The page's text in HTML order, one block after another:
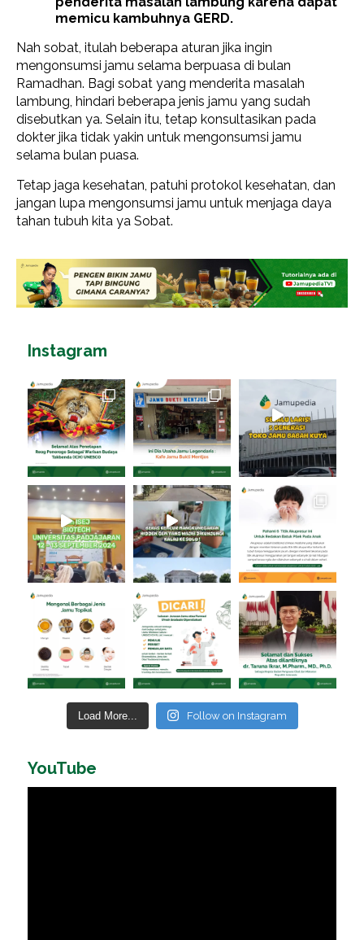
memicu kambuhnya GERD.
Nah sobat, itulah beberapa aturan jika ingin
mengonsumsi jamu selama berpuasa di bulan
Ramadhan. Bagi sobat yang menderita masalah
lambung, hindari beberapa jenis jamu yang sudah
disebutkan ya. Selain itu, tetap konsultasikan pada
dokter jika tidak yakin untuk mengonsumsi jamu
selama bulan puasa.
Tetap jaga kesehatan, patuhi protokol kesehatan, dan
jangan lupa mengonsumsi jamu untuk menjaga daya
tahan tubuh kita ya Sobat.
Instagram
Load More... Follow on Instagram
YouTube